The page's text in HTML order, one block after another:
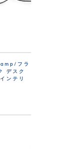
フラ
デスク
ンテリ